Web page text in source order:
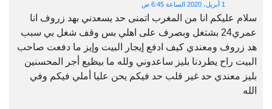
1 أبريل، 2020 الساعة 6:45 ص
سلام عليكم انا من المغرب اتمنى حد يسعدني بهد زروف انا
عمري24 بشتغل وبصرف على اهلي بس وقف شغل بي سبب
هد زروف ومعندي كيف ادفع إيجار البيت وإيز ما دفعت صاحب
البيت راح يطردنا بليز ساعدوني ولله ما بيظيع أجر المحسنين
بليز معندي حد غير قلب حد فيكم يحن عليا أملي فيكم وفي
الله